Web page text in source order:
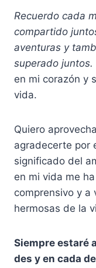
Recuerdo cada
compartido
aventuras y
superado juntos.
en mi corazón y
vida.
Quiero
agradecerte por
significado del
en mi vida me
comprensivo y a
hermosas de la
Siempre estaré
des y en cada